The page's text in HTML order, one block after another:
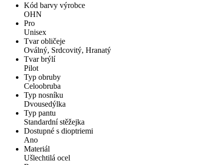
Kód barvy výrobce
OHN
Pro
Unisex
Tvar obličeje
Oválný, Srdcovitý, Hranatý
Tvar brýlí
Pilot
Typ obruby
Celoobruba
Typ nosníku
Dvousedýlka
Typ pantu
Standardní stěžejka
Dostupné s dioptriemi
Ano
Materiál
Ušlechtilá ocel